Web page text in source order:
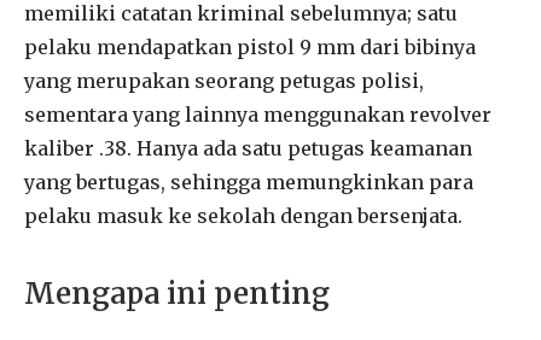
memiliki catatan kriminal sebelumnya; satu
pelaku mendapatkan pistol 9 mm dari bibinya
yang merupakan seorang petugas polisi,
sementara yang lainnya menggunakan revolver
kaliber .38. Hanya ada satu petugas keamanan
yang bertugas, sehingga memungkinkan para
pelaku masuk ke sekolah dengan bersenjata.
Mengapa ini penting